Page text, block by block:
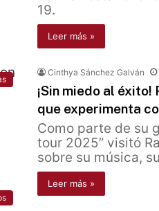
19.
Leer más »
Cinthya Sánchez Galván
¡Sin miedo al
que experimenta
Como parte de su
tour 2025” visitó
sobre su música,
Leer más »